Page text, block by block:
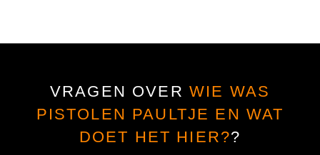
VRAGEN OVER WIE WAS
PISTOLEN PAULTJE EN WAT
DOET HET HIER??